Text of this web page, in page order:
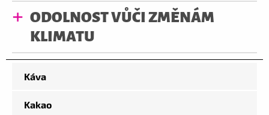
Káva
Kakao
ODOLNOST VŮČI ZMĚNÁM
KLIMATU